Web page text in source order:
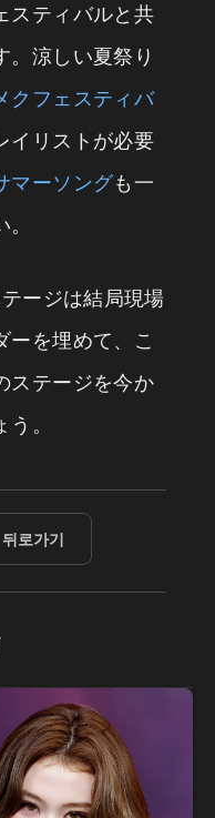
スティバルと共
。涼しい夏祭り
クフェスティバ
イリストが必要
マーソングも一
ージは結局現場
ーを埋めて、こ
ステージを今か
。
뒤로가기